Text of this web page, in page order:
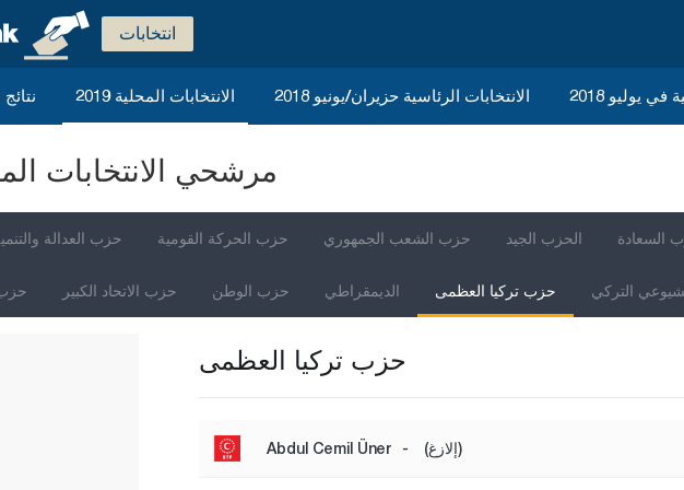
انتخابات
نتائج الانتخابات المحلية 2019 الانتخابات الرئاسية حزيران/يونيو 2018 يوليو 2018
مرشحي الانتخابات
حزب العدالة حزب الحركة القومية حزب الشعب الجمهوري الحزب الجيد السعادة
حزب حزب الاتحاد الكبير حزب الوطن الديمقراطي حزب تركيا العظمى التركي
حزب تركيا العظمى
Abdul Cemil Üner - (إلازغ)